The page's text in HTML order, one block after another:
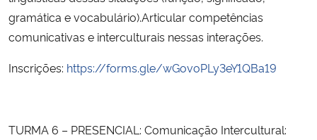
gramática e vocabulário).Articular competências
comunicativas e interculturais nessas interações.
Inscrições: https://forms.gle/wGovoPLy3eY1QBa19
TURMA 6 – PRESENCIAL: Comunicação Intercultural: